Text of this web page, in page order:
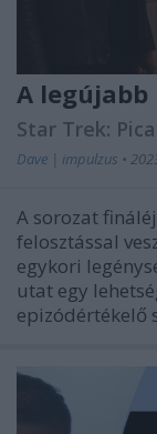
A legújabb
Star Trek:
Dave | impulzus •
A sorozat
felosztással
egykori
utat egy
epizódértékelő